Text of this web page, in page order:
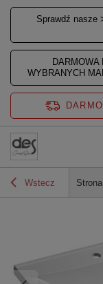
Sprawdź nasze
WYBRANYCH
Wstecz